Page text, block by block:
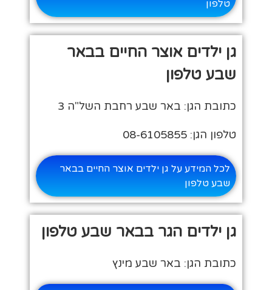
טלפון
גן ילדים אוצר החיים בבאר
שבע טלפון
כתובת הגן: באר שבע רחבת השל"ה 3
טלפון הגן: 08-6105855
לכל המידע על גן ילדים אוצר החיים בבאר
שבע טלפון
גן ילדים הגר בבאר שבע טלפון
כתובת הגן: באר שבע מינץ